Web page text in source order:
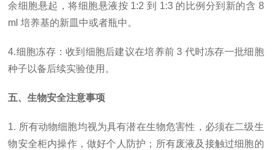
余细胞悬起，将细胞悬液按 1:2 到 1:3 的比例分到新的含 8
ml 培养基的新皿中或者瓶中。
4.细胞冻存：收到细胞后建议在培养前 3 代时冻存一批细胞
种子以备后续实验使用。
五、生物安全注意事项
1. 所有动物细胞均视为具有潜在生物危害性，必须在二级生
物安全柜内操作，做好个人防护；所有废液及接触过细胞的